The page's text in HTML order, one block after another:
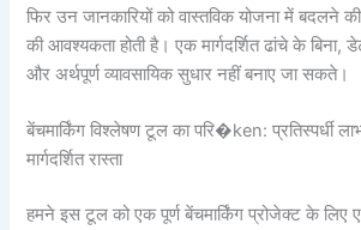
फिर उन जानकारियों को वास्तविक योजना में बदलने
की आवश्यकता होती है। एक मार्गदर्शित ढांचे के बिना,
और अर्थपूर्ण व्यावसायिक सुधार नहीं बनाए जा सकते।
बेंचमार्किंग विश्लेषण टूल का परि�ken: प्रतिस्पर्धी
मार्गदर्शित रास्ता
हमने इस टूल को एक पूर्ण बेंचमार्किंग प्रोजेक्ट के